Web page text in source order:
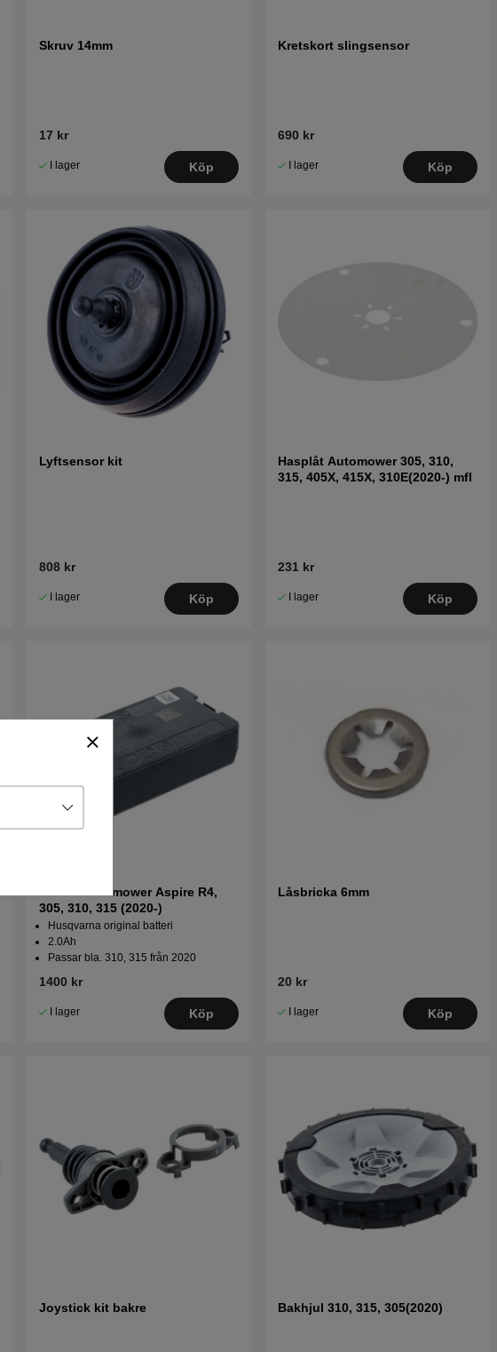
Skruv 14mm
17 kr
I lager Köp
Kretskort slingsensor
690 kr
I lager Köp
Lyftsensor kit
808 kr
I lager Köp
Hasplåt Automower 305, 310,
315, 405X, 415X, 310E(2020-) mfl
231 kr
I lager Köp
Batteri Automower Aspire R4,
305, 310, 315 (2020-)
Husqvarna original batteri
2.0Ah
Passar bla. 310, 315 från 2020
1400 kr
I lager Köp
Låsbricka 6mm
20 kr
I lager Köp
Joystick kit bakre Bakhjul 310, 315, 305(2020)